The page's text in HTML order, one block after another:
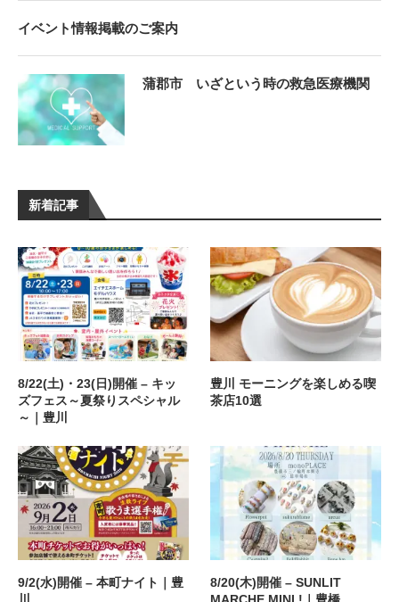
新着記事
8/22(土)・23(日)開催 – キッ
ズフェス～夏祭りスペシャル
～｜豊川
豊川 モーニングを楽しめる喫
茶店10選
9/2(水)開催 – 本町ナイト｜豊
8/20(木)開催 – SUNLIT
MARCHE MINI !｜豊橋
イベント情報掲載のご案内
蒲郡市 いざという時の救急医療機関